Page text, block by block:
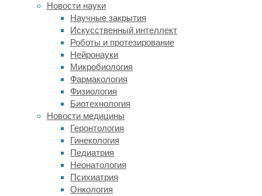
Новости науки
Научные закрытия
Искусственный интеллект
Роботы и протезирование
Нейронауки
Микробиология
Фармакология
Физиология
Биотехнология
Новости медицины
Геронтология
Гинекология
Педиатрия
Неонатология
Психиатрия
Онкология
для
частного
дома
или
дачи
Какой
стабилизатор
напряжения
выбрать